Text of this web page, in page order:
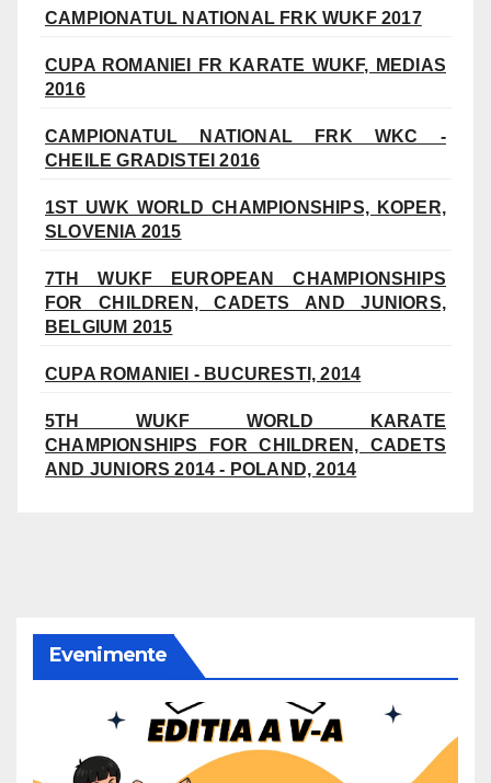
CAMPIONATUL NATIONAL FRK WUKF 2017
CUPA ROMANIEI FR KARATE WUKF, MEDIAS
2016
CAMPIONATUL NATIONAL FRK WKC -
CHEILE GRADISTEI 2016
1ST UWK WORLD CHAMPIONSHIPS, KOPER,
SLOVENIA 2015
7TH WUKF EUROPEAN CHAMPIONSHIPS
FOR CHILDREN, CADETS AND JUNIORS,
BELGIUM 2015
CUPA ROMANIEI - BUCURESTI, 2014
5TH WUKF WORLD KARATE
CHAMPIONSHIPS FOR CHILDREN, CADETS
AND JUNIORS 2014 - POLAND, 2014
Evenimente